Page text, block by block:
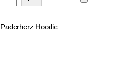
Hoodie